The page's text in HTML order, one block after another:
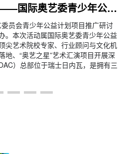
国际奥艺委青少年公益
上海戏剧学院成功举办
员会青少年公益计划项目推广研讨
。本次活动属国际奥艺委青少年公益
尖艺术院校专家、行业顾问与文化机
地、“奥艺之星”艺术汇演项目开展深
）总部位于瑞士日内瓦，是拥有三